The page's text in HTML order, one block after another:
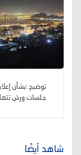
توضيح :بشأن
جلسات ورش
شاهد أيضًا